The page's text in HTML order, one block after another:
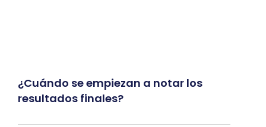
¿Cuándo se empiezan a notar los
resultados finales?